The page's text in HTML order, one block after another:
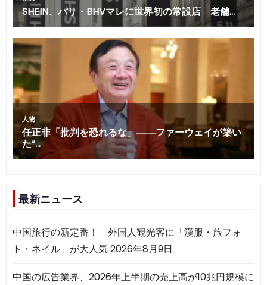
最新ニュース
中国旅行の新定番！ 外国人観光客に「漢服・旅フォ
ト・ネイル」が大人気2026年8月9日
中国の広告業界、2026年上半期の売上高が10兆円規模に